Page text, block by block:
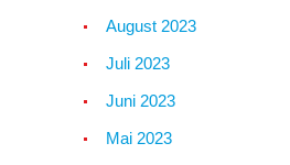
August 2023
Juli 2023
Juni 2023
Mai 2023